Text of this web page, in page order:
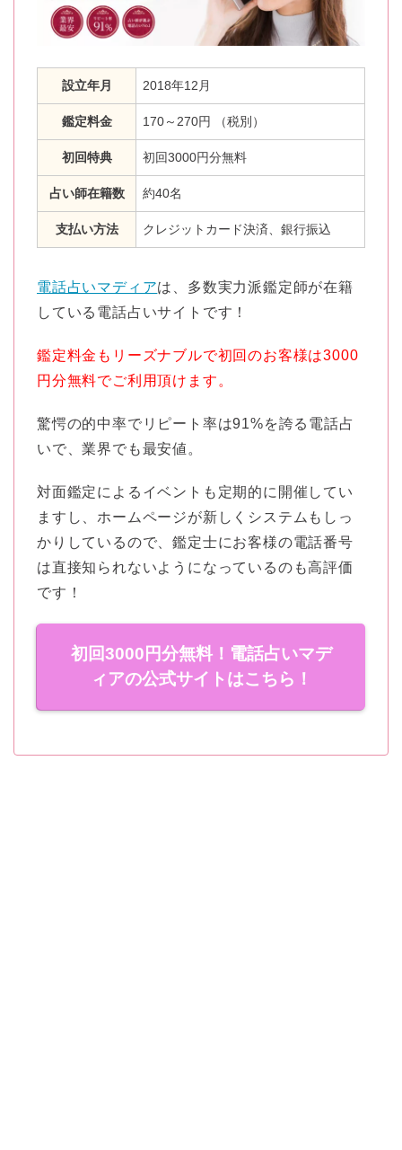
設立年月 2018年12月
鑑定料金 170～270円 （税別）
初回特典 初回3000円分無料
占い師在籍数 約40名
支払い方法 クレジットカード決済、銀行振込
電話占いマディアは、多数実力派鑑定師が在籍
している電話占いサイトです！
鑑定料金もリーズナブルで初回のお客様は3000
円分無料でご利用頂けます。
驚愕の的中率でリピート率は91%を誇る電話占
いで、業界でも最安値。
対面鑑定によるイベントも定期的に開催してい
ますし、ホームページが新しくシステムもしっ
かりしているので、鑑定士にお客様の電話番号
は直接知られないようになっているのも高評価
です！
初回3000円分無料！電話占いマデ
ィアの公式サイトはこちら！